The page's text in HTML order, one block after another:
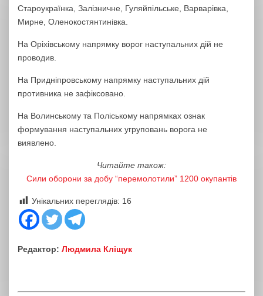
Староукраїнка, Залізничне, Гуляйпільське, Варварівка,
Мирне, Оленокостянтинівка.
На Оріхівському напрямку ворог наступальних дій не
проводив.
На Придніпровському напрямку наступальних дій
противника не зафіксовано.
На Волинському та Поліському напрямках ознак
формування наступальних угруповань ворога не
виявлено.
Читайте також:
Сили оборони за добу “перемолотили” 1200 окупантів
Унікальних переглядів: 16
Редактор: Людмила Кліщук